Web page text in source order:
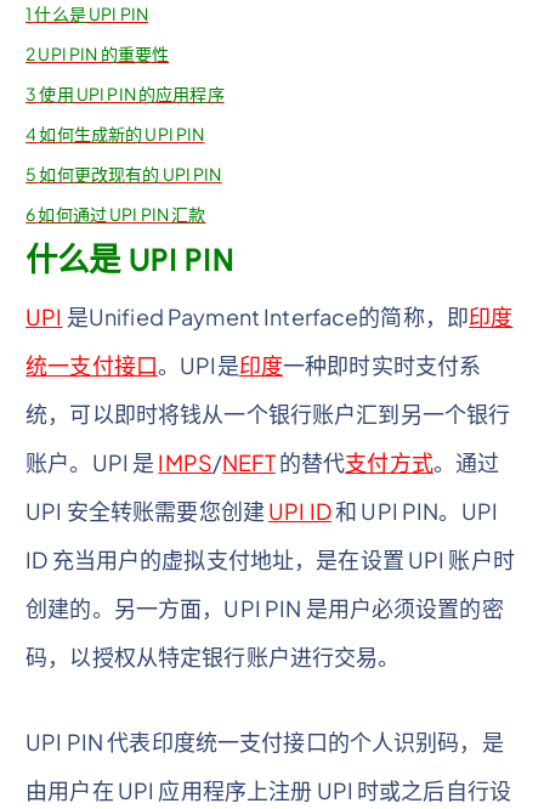
1什么是 UPI PIN
2UPI PIN 的重要性
3使用 UPI PIN 的应用程序
4如何生成新的 UPI PIN
5如何更改现有的 UPI PIN
6如何通过 UPI PIN 汇款
什么是 UPI PIN
UPI 是Unified Payment Interface的简称，即印度
统一支付接口。UPI是印度一种即时实时支付系
统，可以即时将钱从一个银行账户汇到另一个银行
账户。UPI 是 IMPS/NEFT的替代支付方式。通过
UPI 安全转账需要您创建 UPI ID和 UPI PIN。UPI
ID 充当用户的虚拟支付地址，是在设置 UPI 账户时
创建的。另一方面，UPI PIN 是用户必须设置的密
码，以授权从特定银行账户进行交易。
UPI PIN 代表印度统一支付接口的个人识别码，是
由用户在 UPI 应用程序上注册 UPI 时或之后自行设